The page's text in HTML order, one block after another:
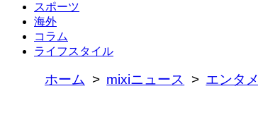
スポーツ
海外
コラム
ライフスタイル
ホーム mixiニュース エンタメ